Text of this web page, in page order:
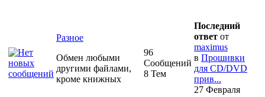
Разное
Обмен любыми
другими файлами,
кроме книжных
96
Сообщений
8 Тем
Последний
ответ от
maximus
в Прошивки
для CD/DVD
прив...
27 Февраля